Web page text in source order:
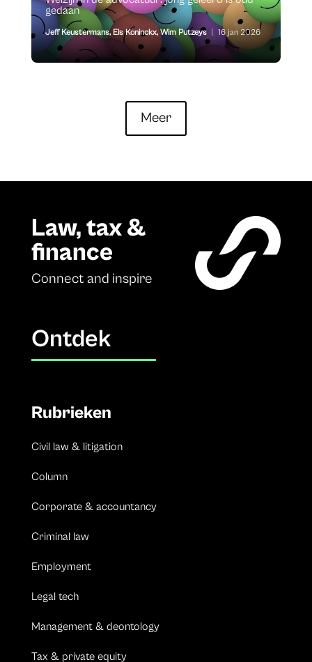
gedaan
Jeff Keustermans, Els Koninckx,Wim Putzeys 16 jan 2026
Meer
Law, tax &
finance
Connect and inspire
Ontdek
Rubrieken
Civil law & litigation
Column
Corporate & accountancy
Criminal law
Employment
Legal tech
Management & deontology
Tax & private equity